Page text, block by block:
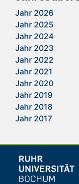
Jahr 2026
Jahr 2025
Jahr 2024
Jahr 2023
Jahr 2022
Jahr 2021
Jahr 2020
Jahr 2019
Jahr 2018
Jahr 2017